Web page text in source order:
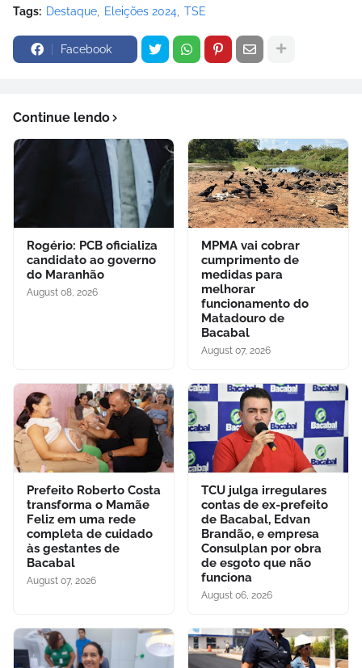
Tags: Destaque Eleições 2024 TSE
Facebook
Continue lendo
Rogério: PCB oficializa
candidato ao governo
do Maranhão
August 08, 2026
MPMA vai cobrar
cumprimento de
medidas para
melhorar
funcionamento do
Matadouro de
Bacabal
August 07, 2026
Prefeito Roberto Costa
transforma o Mamãe
Feliz em uma rede
completa de cuidado
às gestantes de
Bacabal
August 07, 2026
TCU julga irregulares
contas de ex-prefeito
de Bacabal, Edvan
Brandão, e empresa
Consulplan por obra
de esgoto que não
funciona
August 06, 2026